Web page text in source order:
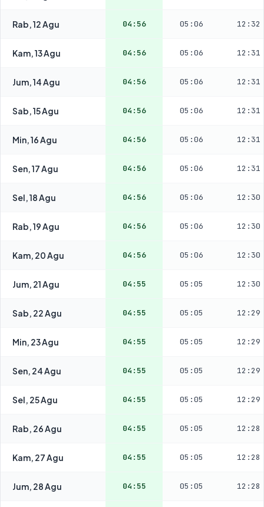
Rab, 12 Agu 04:56 05:06 12:32
Kam, 13 Agu 04:56 05:06 12:31
Jum, 14 Agu 04:56 05:06 12:31
Sab, 15 Agu 04:56 05:06 12:31
Min, 16 Agu 04:56 05:06 12:31
Sen, 17 Agu 04:56 05:06 12:31
Sel, 18 Agu 04:56 05:06 12:30
Rab, 19 Agu 04:56 05:06 12:30
Kam, 20 Agu 04:56 05:06 12:30
Jum, 21 Agu 04:55 05:05 12:30
Sab, 22 Agu 04:55 05:05 12:29
Min, 23 Agu 04:55 05:05 12:29
Sen, 24 Agu 04:55 05:05 12:29
Sel, 25 Agu 04:55 05:05 12:29
Rab, 26 Agu 04:55 05:05 12:28
Kam, 27 Agu 04:55 05:05 12:28
Jum, 28 Agu 04:55 05:05 12:28